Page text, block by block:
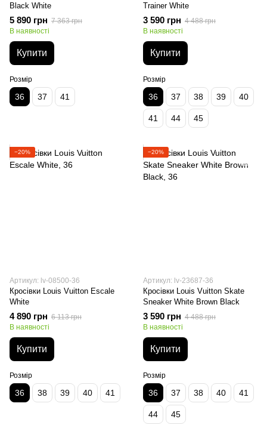
Black White
5 890 грн 7 363 грн
В наявності
Купити
Розмір
36 37 41
Trainer White
3 590 грн 4 488 грн
В наявності
Купити
Розмір
36 37 38 39 40
41 44 45
−20%
Артикул: lv-08500-36
Кросівки Louis Vuitton Escale
White
4 890 грн 6 113 грн
В наявності
Купити
Розмір
36 38 39 40 41
−20%
Артикул: lv-23687-36
Кросівки Louis Vuitton Skate
Sneaker White Brown Black
3 590 грн 4 488 грн
В наявності
Купити
Розмір
36 37 38 40 41
44 45